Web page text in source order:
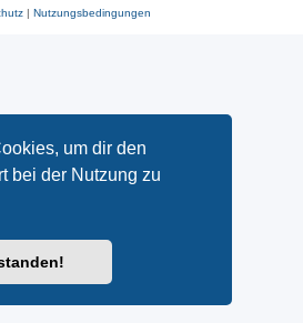
um dir den
bei der Nutzung zu
| Nutzungsbedingungen